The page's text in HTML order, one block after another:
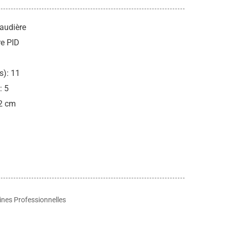
PID
11
5
cm
Professionnelles